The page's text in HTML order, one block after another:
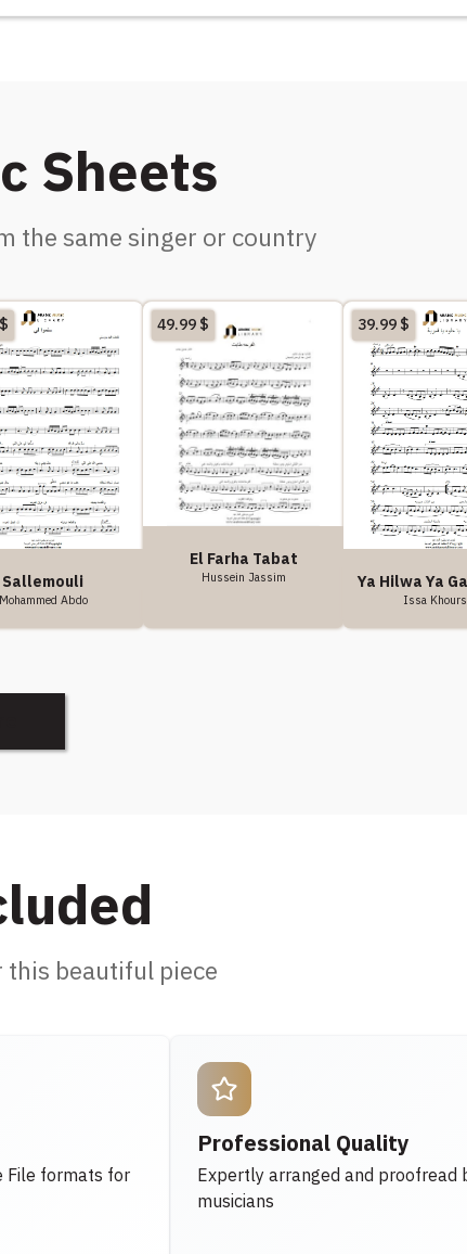
Sheets
the same singer or country
Sallemouli
Mohammed Abdo
$
El Farha Tabat
Hussein Jassim
49.99$
Ya Hilwa Ya
Issa
39.99$
this beautiful piece
File formats for
Professional Quality
Expertly arranged and proofread
musicians